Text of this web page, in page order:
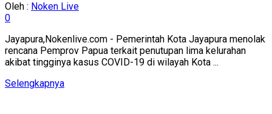
Oleh : Noken Live
0
Jayapura,Nokenlive.com - Pemerintah Kota Jayapura menolak
rencana Pemprov Papua terkait penutupan lima kelurahan
akibat tingginya kasus COVID-19 di wilayah Kota ...
SelengkapnyaDetails